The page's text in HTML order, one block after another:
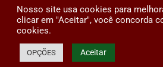
Nosso site usa cookies para
clicar em "Aceitar", você concorda
cookies.
OPÇÕES Aceitar